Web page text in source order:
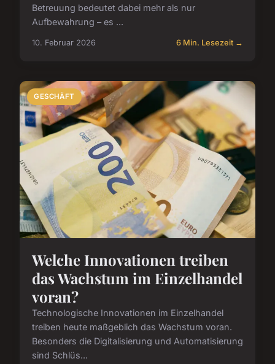
Betreuung bedeutet dabei mehr als nur
Aufbewahrung – es ...
10. Februar 2026 6 Min. Lesezeit →
GESCHÄFT
Welche Innovationen treiben
das Wachstum im Einzelhandel
voran?
Technologische Innovationen im Einzelhandel
treiben heute maßgeblich das Wachstum voran.
Besonders die Digitalisierung und Automatisierung
sind Schlüs...